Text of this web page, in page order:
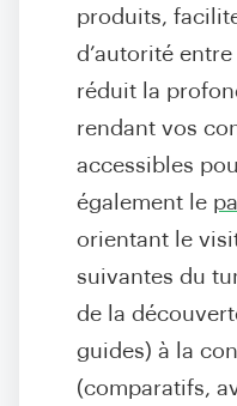
produits,
d’autorité
réduit la
rendant vos
accessibles
également le
orientant le
suivantes du
de la
guides) à la
(comparatifs,